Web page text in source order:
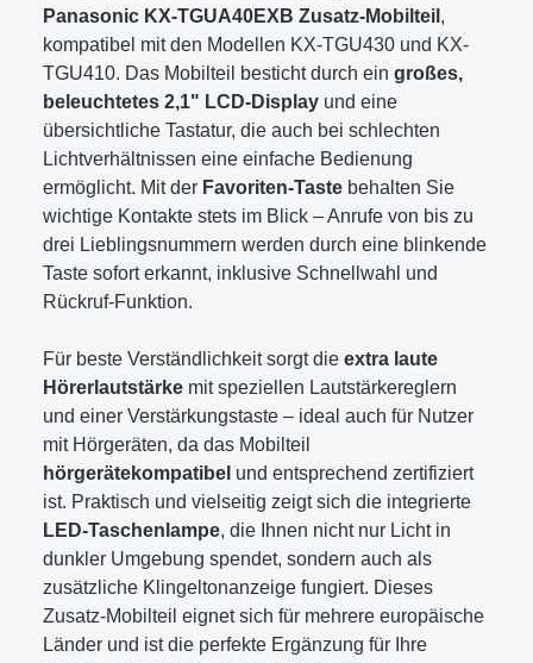
Panasonic KX-TGUA40EXB Zusatz-Mobilteil ,
kompatibel mit den Modellen KX-TGU430 und KX-
TGU410. Das Mobilteil besticht durch ein großes,
beleuchtetes 2,1" LCD-Display und eine
übersichtliche Tastatur, die auch bei schlechten
Lichtverhältnissen eine einfache Bedienung
ermöglicht. Mit der Favoriten-Taste behalten Sie
wichtige Kontakte stets im Blick – Anrufe von bis zu
drei Lieblingsnummern werden durch eine blinkende
Taste sofort erkannt, inklusive Schnellwahl und
Rückruf-Funktion.
Für beste Verständlichkeit sorgt die extra laute
Hörerlautstärke mit speziellen Lautstärkereglern
und einer Verstärkungstaste – ideal auch für Nutzer
mit Hörgeräten, da das Mobilteil
hörgerätekompatibel und entsprechend zertifiziert
ist. Praktisch und vielseitig zeigt sich die integrierte
LED-Taschenlampe, die Ihnen nicht nur Licht in
dunkler Umgebung spendet, sondern auch als
zusätzliche Klingeltonanzeige fungiert. Dieses
Zusatz-Mobilteil eignet sich für mehrere europäische
Länder und ist die perfekte Ergänzung für Ihre